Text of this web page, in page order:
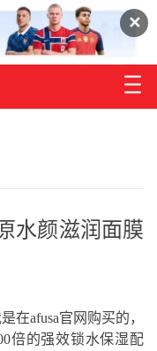
✕
水颜滋润面膜
在afusa官网购买的，
倍的强效锁水保湿配